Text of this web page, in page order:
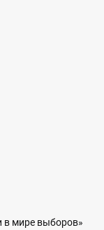
в мире выборов»